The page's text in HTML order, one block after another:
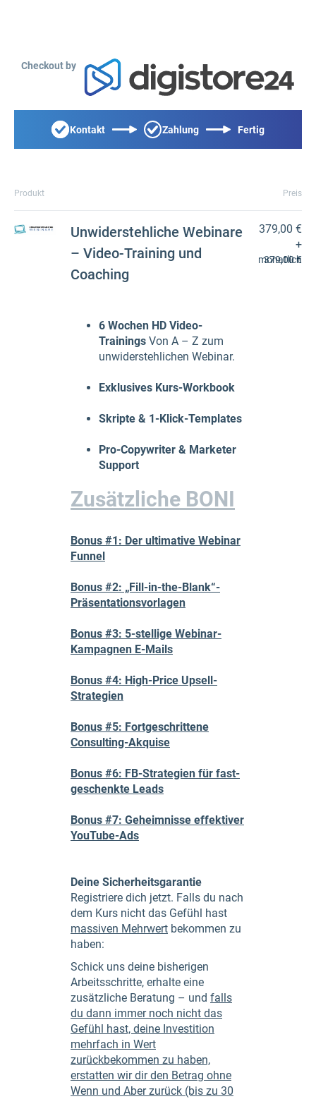
Checkout by
Kontakt Zahlung Fertig
Produkt Preis
Unwiderstehliche Webinare
– Video-Training und
Coaching
6 Wochen HD Video-
Trainings Von A – Z zum
unwiderstehlichen Webinar.
Exklusives Kurs-Workbook
Skripte & 1-Klick-Templates
Pro-Copywriter & Marketer
Support
Zusätzliche BONI
Bonus #1: Der ultimative Webinar
Funnel
Bonus #2: „Fill-in-the-Blank“-
Präsentationsvorlagen
Bonus #3: 5-stellige Webinar-
Kampagnen E-Mails
Bonus #4: High-Price Upsell-
Strategien
Bonus #5: Fortgeschrittene
Consulting-Akquise
Bonus #6: FB-Strategien für fast-
geschenkte Leads
Bonus #7: Geheimnisse effektiver
YouTube-Ads
Deine Sicherheitsgarantie
Registriere dich jetzt. Falls du nach
dem Kurs nicht das Gefühl hast
massiven Mehrwert bekommen zu
haben:
Schick uns deine bisherigen
Arbeitsschritte, erhalte eine
zusätzliche Beratung – und falls
du dann immer noch nicht das
Gefühl hast, deine Investition
mehrfach in Wert
zurückbekommen zu haben,
erstatten wir dir den Betrag ohne
Wenn und Aber zurück (bis zu 30
379,00 €
+
379,00 €
monatlich